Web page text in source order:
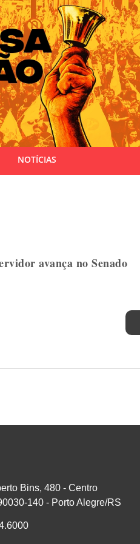
NOTÍCIAS
avança no Senado
Bins, 480 - Centro
140 - Porto Alegre/RS